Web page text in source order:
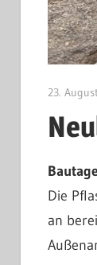
23.
Die
an